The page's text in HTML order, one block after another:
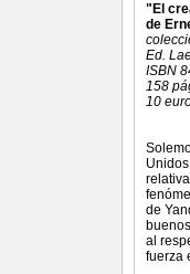
"El
de
Ed.
ISBN
158
10
de
al
fuerza